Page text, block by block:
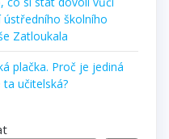
školního
Zatloukala
plačka. Proč je jediná
učitelská?